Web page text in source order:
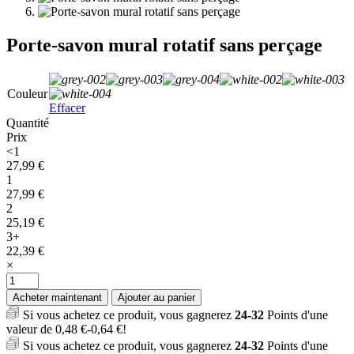
Porte-savon mural rotatif sans perçage
Couleur
Effacer
Quantité
Prix
<1
27,99 €
1
27,99 €
2
25,19 €
3+
22,39 €
×
quantité
de
Porte-
savon
mural
rotatif
Acheter maintenant Ajouter au panier
Si vous achetez ce produit, vous gagnerez 24-32 Points d'une
valeur de 0,48 €-0,64 €!
Si vous achetez ce produit, vous gagnerez 24-32 Points d'une